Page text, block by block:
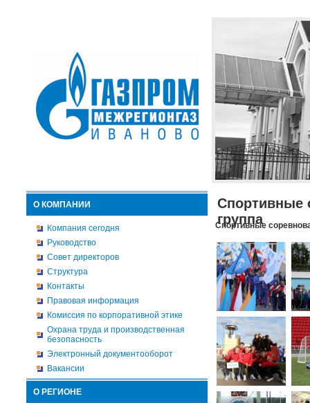
О КОМПАНИИ
Компания сегодня
Руководство
Совет директоров
Структура
Контакты
Правовая информация
Комиссия по корпоративной этике
Охрана труда и производственная
безопасность
Электронный документооборот
Вакансии
О РЕГИОНЕ
Спортивные
группа
Спортивные